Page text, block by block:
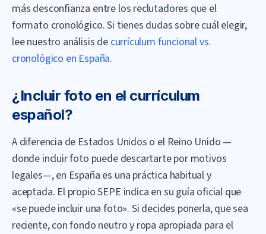
más desconfianza entre los reclutadores que el
formato cronológico. Si tienes dudas sobre cuál elegir,
lee nuestro análisis de currículum funcional vs.
cronológico en España.
¿Incluir foto en el currículum
español?
A diferencia de Estados Unidos o el Reino Unido —
donde incluir foto puede descartarte por motivos
legales—, en España es una práctica habitual y
aceptada. El propio SEPE indica en su guía oficial que
«se puede incluir una foto». Si decides ponerla, que sea
reciente, con fondo neutro y ropa apropiada para el